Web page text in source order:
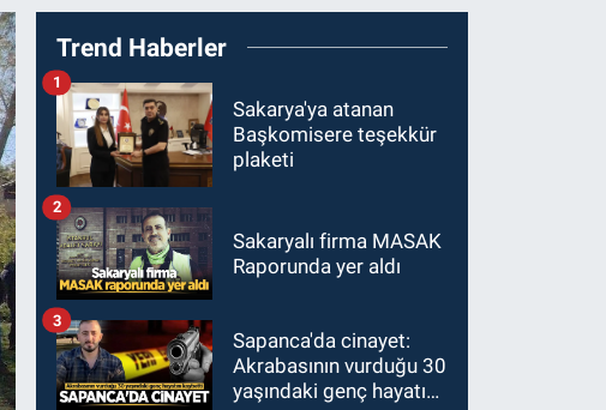
Trend Haberler
Sakarya'ya atanan
Başkomisere teşekkür
plaketi
1
Sakaryalı firma MASAK
Raporunda yer aldı
2
Sapanca'da cinayet:
Akrabasının vurduğu 30
yaşındaki genç hayatını
3